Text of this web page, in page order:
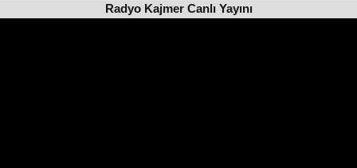
Radyo Kajmer Canlı Yayını